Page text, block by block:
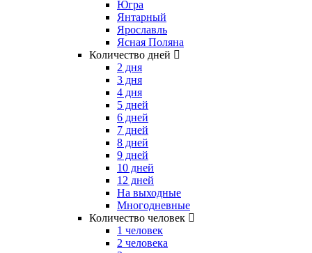
Югра
Янтарный
Ярославль
Ясная Поляна
Количество дней
2 дня
3 дня
4 дня
5 дней
6 дней
7 дней
8 дней
9 дней
10 дней
12 дней
На выходные
Многодневные
Количество человек
1 человек
2 человека